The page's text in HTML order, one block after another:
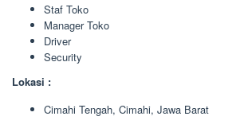
Staf Toko
Manager Toko
Driver
Security
Lokasi :
Cimahi Tengah, Cimahi, Jawa Barat